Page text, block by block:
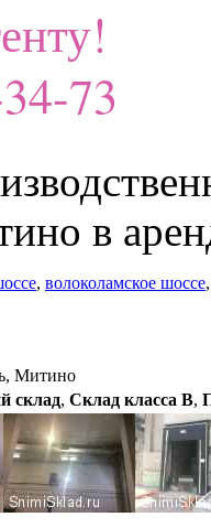
73
в
, волоколамское шоссе
Митино
склад, Склад класса B,